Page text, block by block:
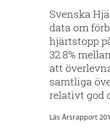
Svenska
data om
hjärtstopp
32.8%
att
samtliga
relativt god
Läs Årsrapport